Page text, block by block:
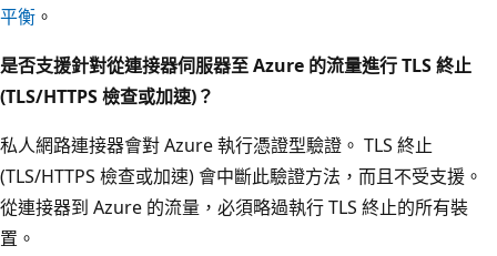
平衡 。
是否支援針對從連接器伺服器至 Azure 的流量進行 TLS 終止
(TLS/HTTPS 檢查或加速)？
私人網路連接器會對 Azure 執行憑證型驗證。 TLS 終止
(TLS/HTTPS 檢查或加速) 會中斷此驗證方法，而且不受支援。
從連接器到 Azure 的流量，必須略過執行 TLS 終止的所有裝
置。